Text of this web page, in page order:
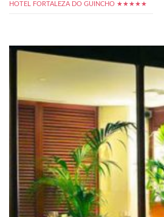
HOTEL FORTALEZA DO GUINCHO ★★★★★